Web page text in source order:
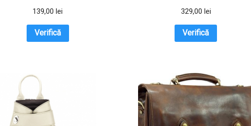
139,00lei
Verifică
329,00 lei
Verifică